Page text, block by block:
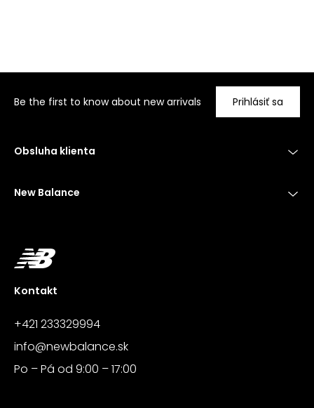
Be the first to know about new arrivals Prihlásiť sa
Obsluha klienta
New Balance
Kontakt
+421 233329994
info@newbalance.sk
Po – Pá od 9:00 – 17:00